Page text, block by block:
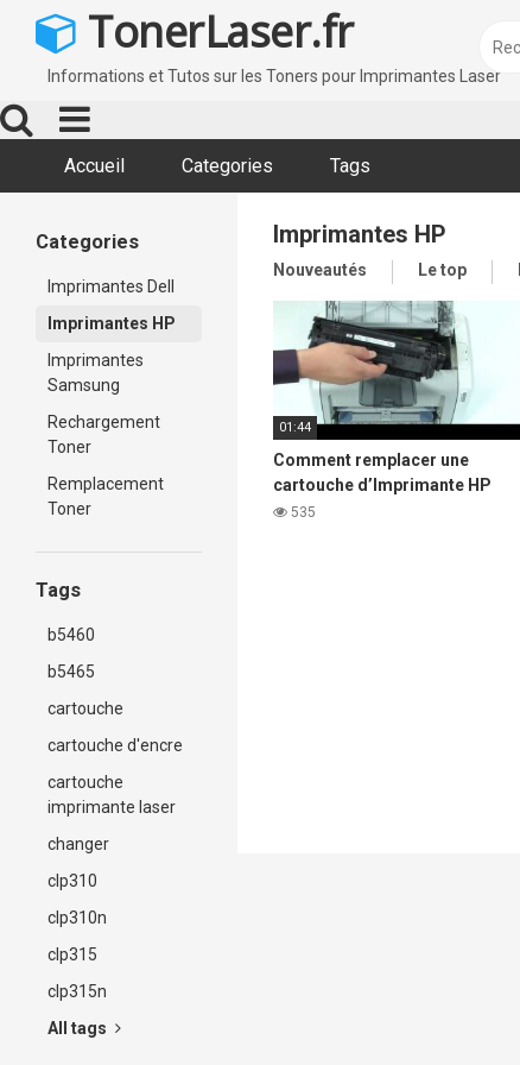
TonerLaser.fr
Informations et Tutos sur les Toners pour Imprimantes Laser
Accueil Categories Tags
Categories
Imprimantes Dell
Imprimantes HP
Imprimantes
Samsung
Rechargement
Toner
Remplacement
Toner
Tags
b5460
b5465
cartouche
cartouche d'encre
cartouche
imprimante laser
changer
clp310
clp310n
clp315
clp315n
All tags
Imprimantes HP
Nouveautés Le top
01:44
Comment remplacer une
cartouche d’Imprimante HP
LaserJet 1020
535